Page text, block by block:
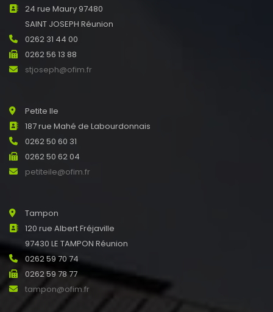
24 rue Maury 97480
SAINT JOSEPH Réunion
0262 31 44 00
0262 56 13 88
stjoseph@ofim.fr
Petite Ile
187 rue Mahé de Labourdonnais
0262 50 60 31
0262 50 62 04
petiteile@ofim.fr
Tampon
120 rue Albert Fréjaville
97430 LE TAMPON Réunion
0262 59 70 74
0262 59 78 77
tampon@ofim.fr